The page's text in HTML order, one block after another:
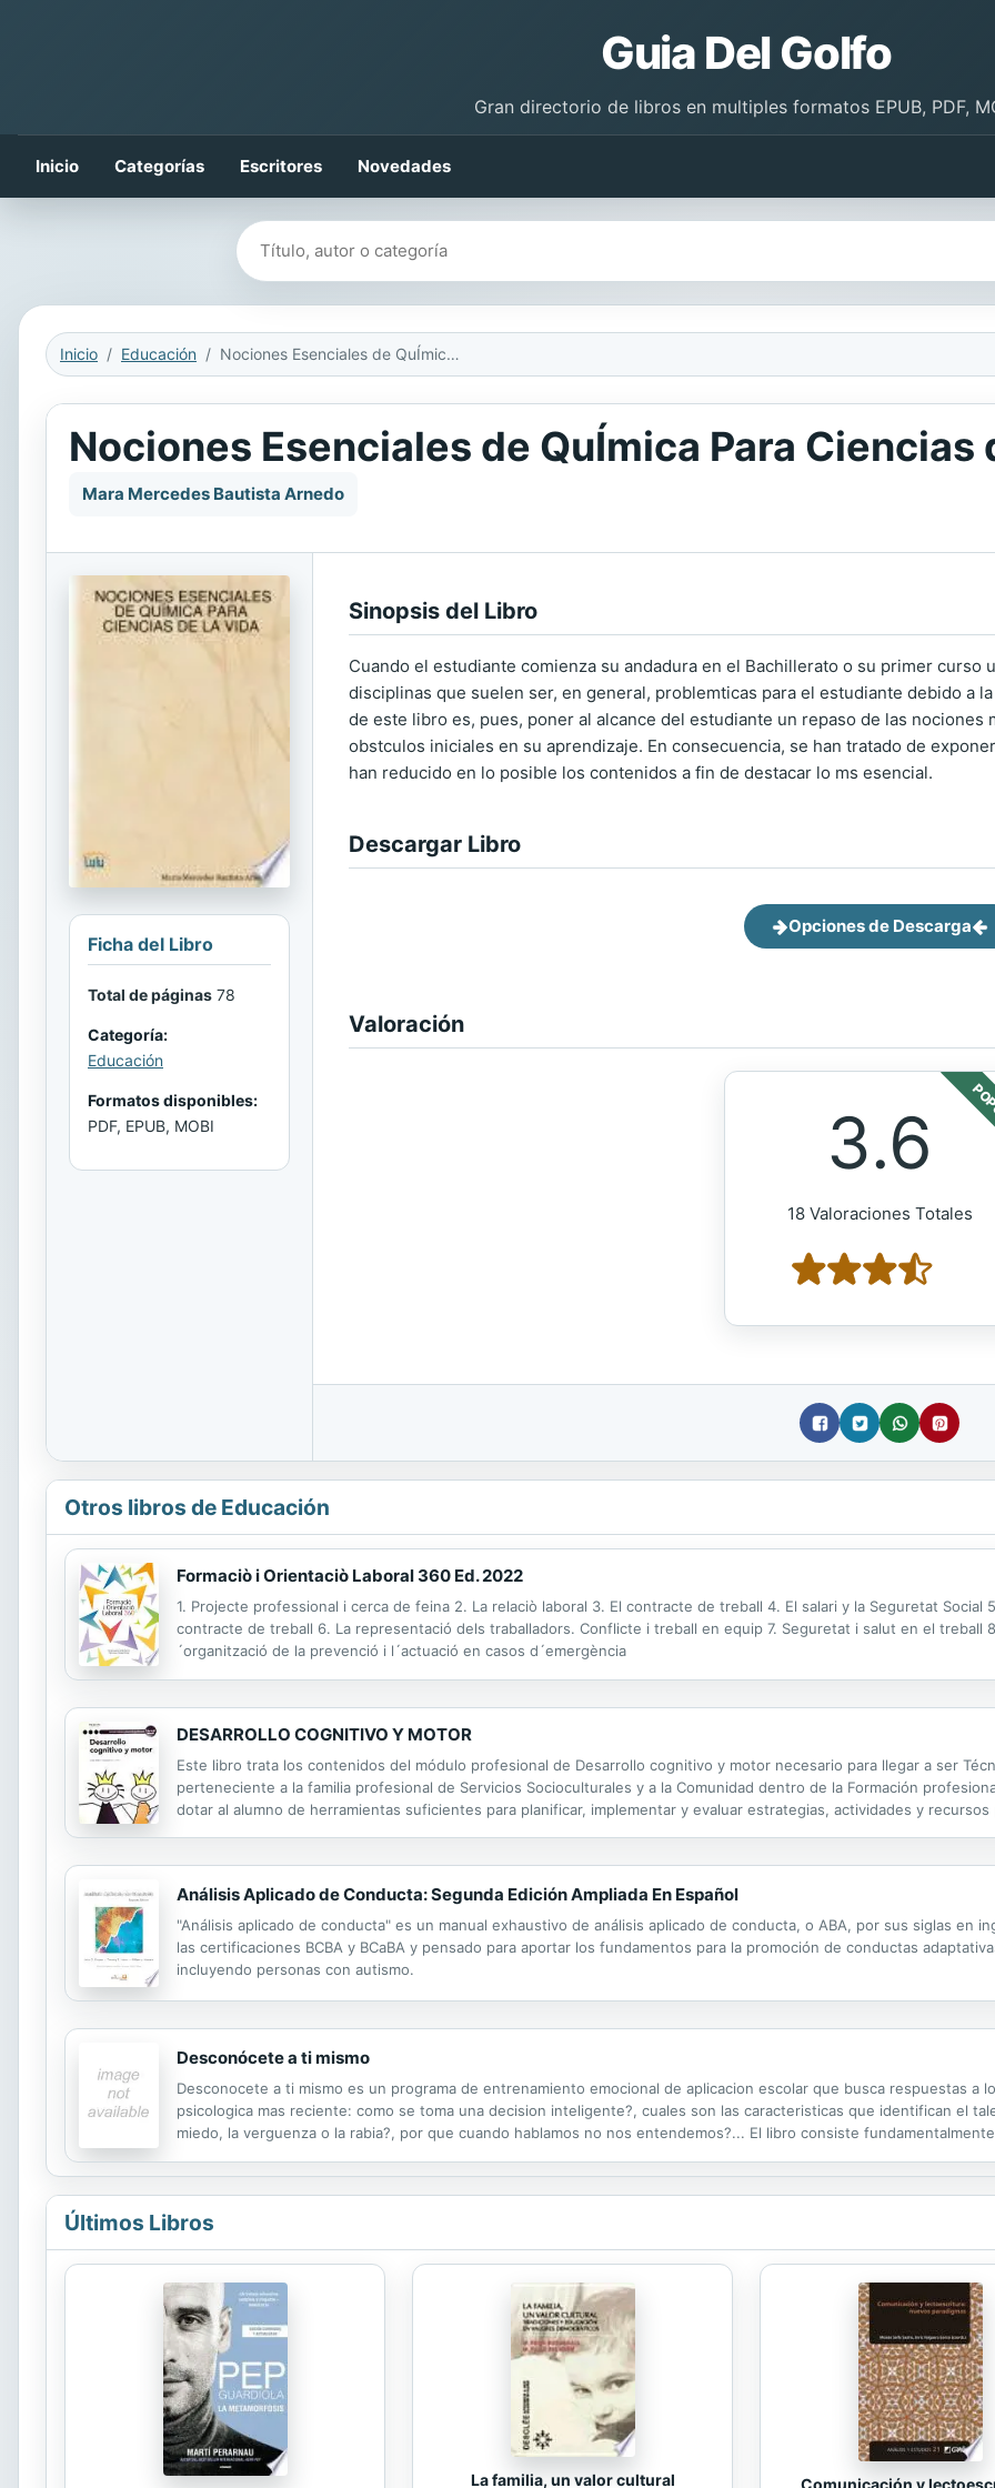
Guia Del Golfo
Gran directorio de libros en multiples formatos EPUB, PDF,
Inicio Categorías Escritores Novedades
Buscar libros
Inicio Educación Nociones Esenciales de QuÍmica Para Ciencias de la Vida
Nociones Esenciales de QuÍmica Para Ciencias
Mara Mercedes Bautista Arnedo
Ficha del Libro
Total de páginas 78
Categoría:
Educación
Formatos disponibles:
PDF, EPUB, MOBI
Sinopsis del Libro
Cuando el estudiante comienza su andadura en el Bachillerato o su primer
disciplinas que suelen ser, en general, problemticas para el estudiante debido a
de este libro es, pues, poner al alcance del estudiante un repaso de las
obstculos iniciales en su aprendizaje. En consecuencia, se han tratado de
han reducido en lo posible los contenidos a fin de destacar lo ms esencial.
Descargar Libro
Opciones de Descarga
Valoración
3.6
18 Valoraciones Totales
Otros libros de Educación
Formaciò i Orientaciò Laboral 360 Ed. 2022
1. Projecte professional i cerca de feina 2. La relaciò laboral 3. El contracte de treball 4. El salari y la Seguretat
contracte de treball 6. La representació dels traballadors. Conflicte i treball en equip 7. Seguretat i salut en el treball
´organització de la prevenció i l´actuació en casos d´emergència
DESARROLLO COGNITIVO Y MOTOR
Este libro trata los contenidos del módulo profesional de Desarrollo cognitivo y motor necesario para llegar a ser
perteneciente a la familia profesional de Servicios Socioculturales y a la Comunidad dentro de la Formación
dotar al alumno de herramientas suficientes para planificar, implementar y evaluar estrategias, actividades y
Análisis Aplicado de Conducta: Segunda Edición Ampliada En Español
"Análisis aplicado de conducta" es un manual exhaustivo de análisis aplicado de conducta, o ABA, por sus siglas en
las certificaciones BCBA y BCaBA y pensado para aportar los fundamentos para la promoción de conductas
incluyendo personas con autismo.
Desconócete a ti mismo
Desconocete a ti mismo es un programa de entrenamiento emocional de aplicacion escolar que busca respuestas a
psicologica mas reciente: como se toma una decision inteligente?, cuales son las caracteristicas que identifican el
miedo, la verguenza o la rabia?, por que cuando hablamos no nos entendemos?... El libro consiste
Últimos Libros
La familia, un valor cultural Comunicación y